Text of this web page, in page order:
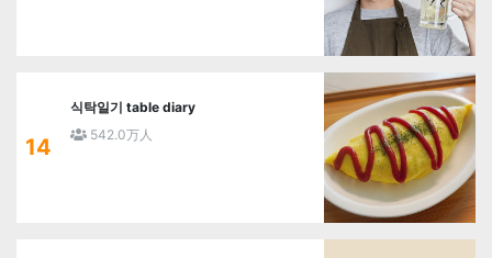
14
식탁일기 table diary
542.0万人